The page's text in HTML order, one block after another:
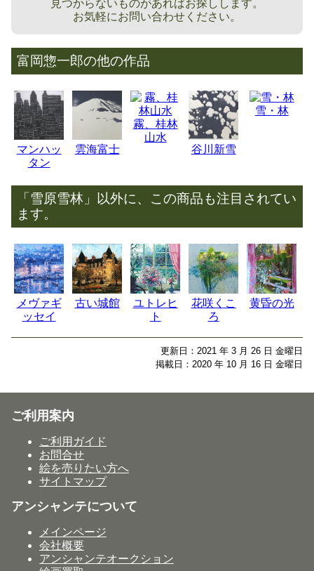
見つからないものがあればお探しします。
お気軽にお問い合わせください。
富岡惣一郎の他の作品
マンハッ
タン
雲海富士
霧、桂林
山水
谷川新雪
雪・林
「雪原雪林」以外に、この商品も注目されてい
ます。
メヴァギ
ッセイ
古い城館
ユトレヒ
ト
花咲くこ
ろ
黄昏の光
更新日：2021 年 3 月 26 日 金曜日
掲載日：2020 年 10 月 16 日 金曜日
ご利用案内
ご利用ガイド
お問合せ
絵を売りたい方へ
サイトマップ
アンシャンテについて
メインページ
会社概要
アンシャンテオークション